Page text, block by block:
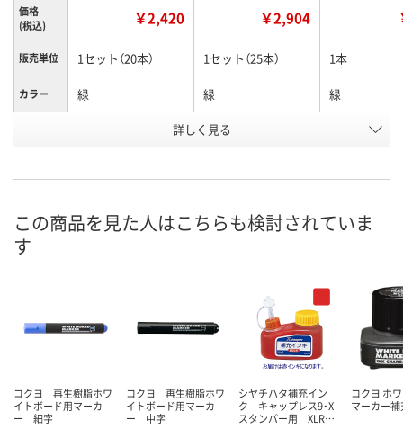
価格
(税込)
￥2,420 ￥2,904
販売単位 1セット（20本） 1セット（25本） 1本
カラー 緑 緑 緑
R526256 HH65613
お届け日
ついてご連絡いたし
ご注文後、お届けに
ついてご連絡いたし
8月11日（火）
カゴへ カゴへ
数量
カ
詳しく見る
この商品を見た人はこちらも検討されていま
す
コクヨ 再生樹脂ホワ
イトボード用マーカ
ー 細字
コクヨ 再生樹脂ホワ
イトボード用マーカ
ー 中字
シヤチハタ補充イン
ク キャップレス9・X
スタンパー用 XLR…
コクヨ ホ
マーカー